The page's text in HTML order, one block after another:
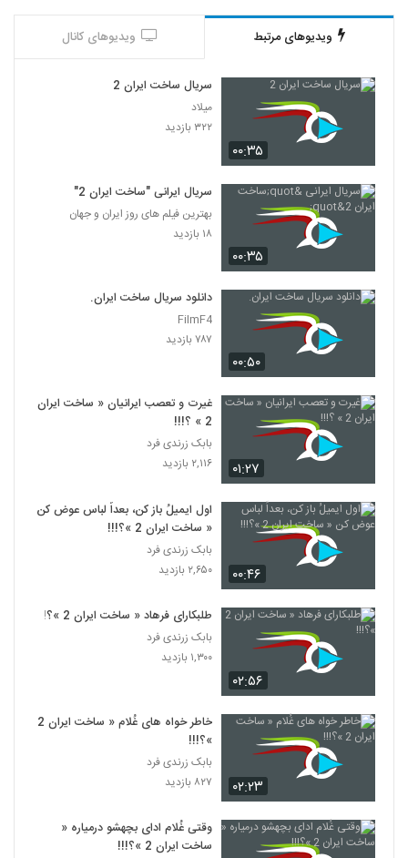
ویدیوهای مرتبط ویدیوهای کانال
۰۰:۳۵
سریال ساخت ایران 2
میلاد
۳۲۲ بازدید
۰۰:۳۵
سریال ایرانی "ساخت ایران 2"
بهترین فیلم های روز ایران و جهان
۱۸ بازدید
۰۰:۵۰
دانلود سریال ساخت ایران.
FilmF4
۷۸۷ بازدید
۰۱:۲۷
غیرت و تعصب ایرانیان « ساخت ایران
2 » ؟!!!
بابک زرندی فرد
۲,۱۱۶ بازدید
۰۰:۴۶
اول ایمیلُ باز کن، بعداً لباس عوض کن
« ساخت ایران 2 »؟!!!
بابک زرندی فرد
۲,۶۵۰ بازدید
۰۲:۵۶
طلبکارای فرهاد « ساخت ایران 2 »؟!!!
بابک زرندی فرد
۱,۳۰۰ بازدید
۰۲:۲۳
خاطر خواه های غُلام « ساخت ایران 2
»؟!!!
بابک زرندی فرد
۸۲۷ بازدید
وقتی غُلام ادای بچهشو درمیاره «
ساخت ایران 2 »؟!!!